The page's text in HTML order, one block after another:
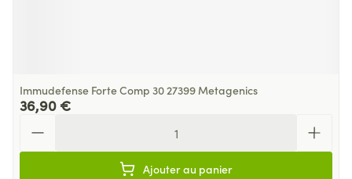
Immudefense Forte Comp 30 27399 Metagenics
36,90 €
Ajouter au panier